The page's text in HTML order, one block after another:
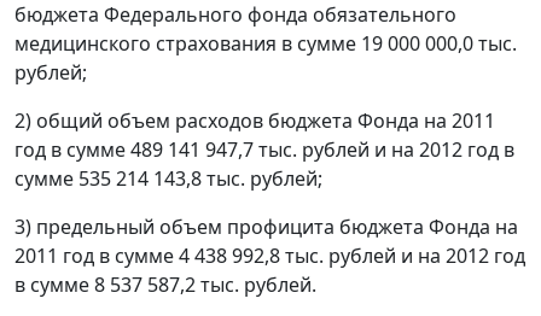
бюджета Федерального фонда обязательного
медицинского страхования в сумме 19 000 000,0 тыс.
рублей;
2) общий объем расходов бюджета Фонда на 2011
год в сумме 489 141 947,7 тыс. рублей и на 2012 год в
сумме 535 214 143,8 тыс. рублей;
3) предельный объем профицита бюджета Фонда на
2011 год в сумме 4 438 992,8 тыс. рублей и на 2012 год
в сумме 8 537 587,2 тыс. рублей.